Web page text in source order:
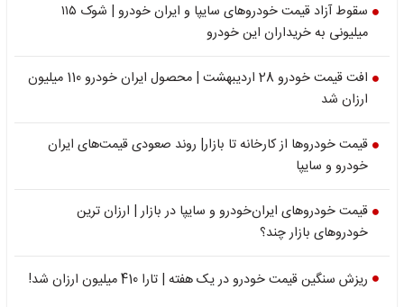
سقوط آزاد قیمت خودروهای سایپا و ایران خودرو | شوک ۱۱۵
میلیونی به خریداران این خودرو
افت قیمت خودرو 28 اردیبهشت | محصول ایران خودرو 110 میلیون
ارزان شد
قیمت خودروها از کارخانه تا بازار| روند صعودی قیمت‌های ایران
خودرو و سایپا
قیمت خودروهای ایران‌خودرو و سایپا در بازار | ارزان ترین
خودروهای بازار چند؟
ریزش سنگین قیمت خودرو در یک هفته | تارا 410 میلیون ارزان شد!